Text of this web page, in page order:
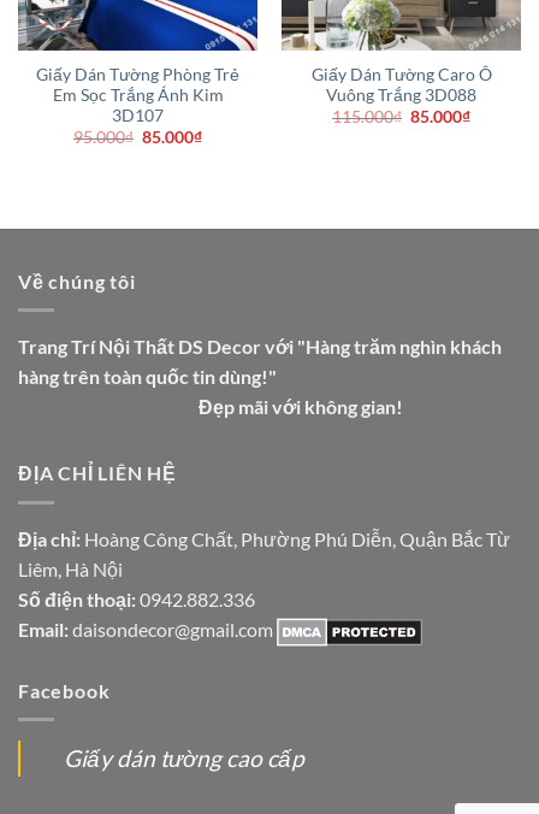
Giấy Dán Tường Phòng Trẻ
Em Sọc Trắng Ánh Kim
3D107
95.000₫ Giá
85.000₫Giá
Giấy Dán Tường Caro Ô
Vuông Trắng 3D088
115.000₫ Giá
85.000₫Giá
Về chúng tôi
Trang Trí Nội Thất DS Decor với "Hàng trăm nghìn khách
hàng trên toàn quốc tin dùng!"
Đẹp mãi với không gian!
ĐỊA CHỈ LIÊN HỆ
Địa chỉ: Hoàng Công Chất, Phường Phú Diễn, Quận Bắc Từ
Liêm, Hà Nội
Số điện thoại: 0942.882.336
Email: daisondecor@gmail.com
Facebook
Giấy dán tường cao cấp